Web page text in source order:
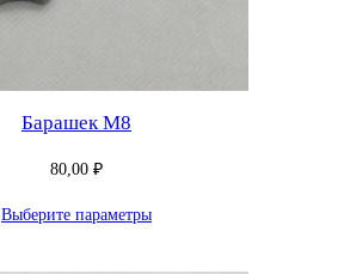
Барашек М8
80,00 ₽
Выберите параметры